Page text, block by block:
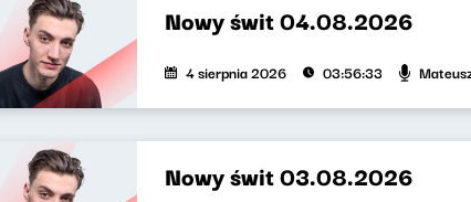
Nowy świt 04.08.2026
4 sierpnia 2026 03:56:33
Nowy świt 03.08.2026